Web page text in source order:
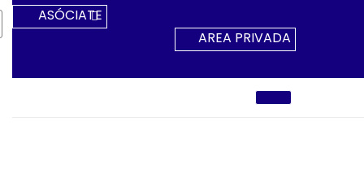
Ir
Al
ASÓCIATE
AREA PRIVADA